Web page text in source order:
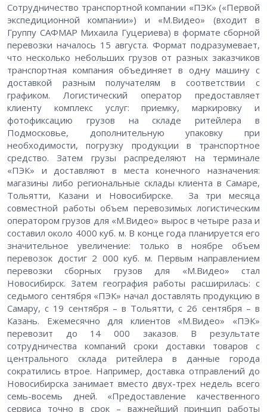
Сотрудничество транспортной компании «ПЭК» («Первой
экспедиционной компании») и «М.Видео» (входит в
Группу САФМАР Михаила Гуцериева) в формате сборной
перевозки началось 15 августа. Формат подразумевает,
что несколько небольших грузов от разных заказчиков
транспортная компания объединяет в одну машину с
доставкой разным получателям в соответствии с
графиком. Логистический оператор предоставляет
клиенту комплекс услуг: приемку, маркировку и
фотофиксацию грузов на складе ритейлера в
Подмосковье, дополнительную упаковку при
необходимости, погрузку продукции в транспортное
средство. Затем грузы распределяют на терминале
«ПЭК» и доставляют в места конечного назначения:
магазины либо региональные склады клиента в Самаре,
Тольятти, Казани и Новосибирске. За три месяца
совместной работы объем перевозимых логистическим
оператором грузов для «М.Видео» вырос в четыре раза и
составил около 4000 куб. м. В конце года планируется его
значительное увеличение: только в ноябре объем
перевозок достиг 2 000 куб. м. Первым направлением
перевозки сборных грузов для «М.Видео» стал
Новосибирск. Затем география работы расширилась: с
седьмого сентября «ПЭК» начал доставлять продукцию в
Самару, с 19 сентября – в Тольятти, с 26 сентября – в
Казань. Ежемесячно для клиентов «М.Видео» «ПЭК»
перевозит до 14 000 заказов. В результате
сотрудничества компаний сроки доставки товаров с
центрального склада ритейлера в данные города
сократились втрое. Например, доставка отправлений до
Новосибирска занимает вместо двух-трех недель всего
семь-восемь дней. «Предоставление качественного
сервиса точно в срок – важнейший принцип работы